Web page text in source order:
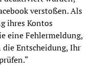
verstoßen. Als
ihres Kontos
eine Fehlermeldung,
Entscheidung, Ihr